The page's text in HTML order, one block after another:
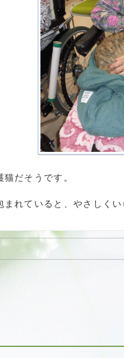
だそうです。
まれていると、やさしくい